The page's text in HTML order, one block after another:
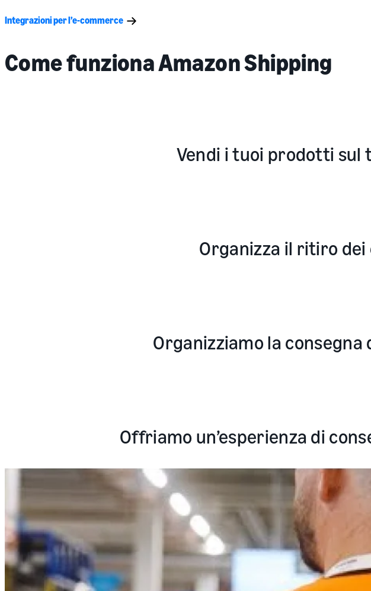
Integrazioni per l’e-commerce
Come funziona Amazon Shipping
Vendi i tuoi prodotti sul
Organizza il ritiro dei
Organizziamo la
Offriamo un’esperienza di